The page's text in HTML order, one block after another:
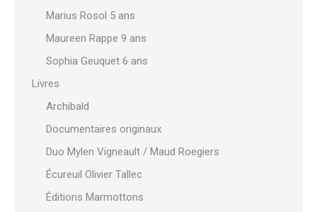
Marius Rosol 5 ans
Maureen Rappe 9 ans
Sophia Geuquet 6 ans
Livres
Archibald
Documentaires originaux
Duo Mylen Vigneault / Maud Roegiers
Écureuil Olivier Tallec
Éditions Marmottons